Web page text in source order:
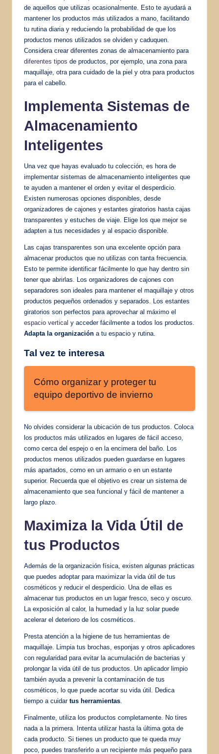
de aquellos que utilizas ocasionalmente. Esto te ayudará a
mantener los productos más utilizados a mano, facilitando
tu rutina diaria y reduciendo la probabilidad de que los
productos menos utilizados se olviden y caduquen.
Considera crear diferentes zonas de almacenamiento para
diferentes tipos de productos, por ejemplo, una zona para
maquillaje, otra para cuidado de la piel y otra para productos
para el cabello.
Implementa Sistemas de
Almacenamiento
Inteligentes
Una vez que hayas evaluado tu colección, es hora de
implementar sistemas de almacenamiento inteligentes que
te ayuden a mantener el orden y evitar el desperdicio.
Existen numerosas opciones disponibles, desde
organizadores de cajones y estantes giratorios hasta cajas
transparentes y estuches de viaje. Elige los que mejor se
adapten a tus necesidades y al espacio disponible.
Las cajas transparentes son una excelente opción para
almacenar productos que no utilizas con tanta frecuencia.
Esto te permite identificar fácilmente lo que hay dentro sin
tener que abrirlas. Los organizadores de cajones con
separadores son ideales para mantener el maquillaje y otros
productos pequeños ordenados y separados. Los estantes
giratorios son perfectos para aprovechar al máximo el
espacio vertical y acceder fácilmente a todos los productos.
Adapta la organización a tu espacio y rutina.
Tal vez te interesa
Cómo organizar y proteger tu
equipo deportivo de invierno
No olvides considerar la ubicación de tus productos. Coloca
los productos más utilizados en lugares de fácil acceso,
como cerca del espejo o en la encimera del baño. Los
productos menos utilizados pueden guardarse en lugares
más apartados, como en un armario o en un estante
superior. Recuerda que el objetivo es crear un sistema de
almacenamiento que sea funcional y fácil de mantener a
largo plazo.
Maximiza la Vida Útil de
tus Productos
Además de la organización física, existen algunas prácticas
que puedes adoptar para maximizar la vida útil de tus
cosméticos y reducir el desperdicio. Una de ellas es
almacenar tus productos en un lugar fresco, seco y oscuro.
La exposición al calor, la humedad y la luz solar puede
acelerar el deterioro de los cosméticos.
Presta atención a la higiene de tus herramientas de
maquillaje. Limpia tus brochas, esponjas y otros aplicadores
con regularidad para evitar la acumulación de bacterias y
prolongar la vida útil de tus productos. Un aplicador limpio
también ayuda a prevenir la contaminación de tus
cosméticos, lo que puede acortar su vida útil. Dedica
tiempo a cuidar tus herramientas
Finalmente, utiliza los productos completamente. No tires
nada a la primera. Intenta utilizar hasta la última gota de
cada producto. Si tienes un producto que te queda muy
poco, puedes transferirlo a un recipiente más pequeño para